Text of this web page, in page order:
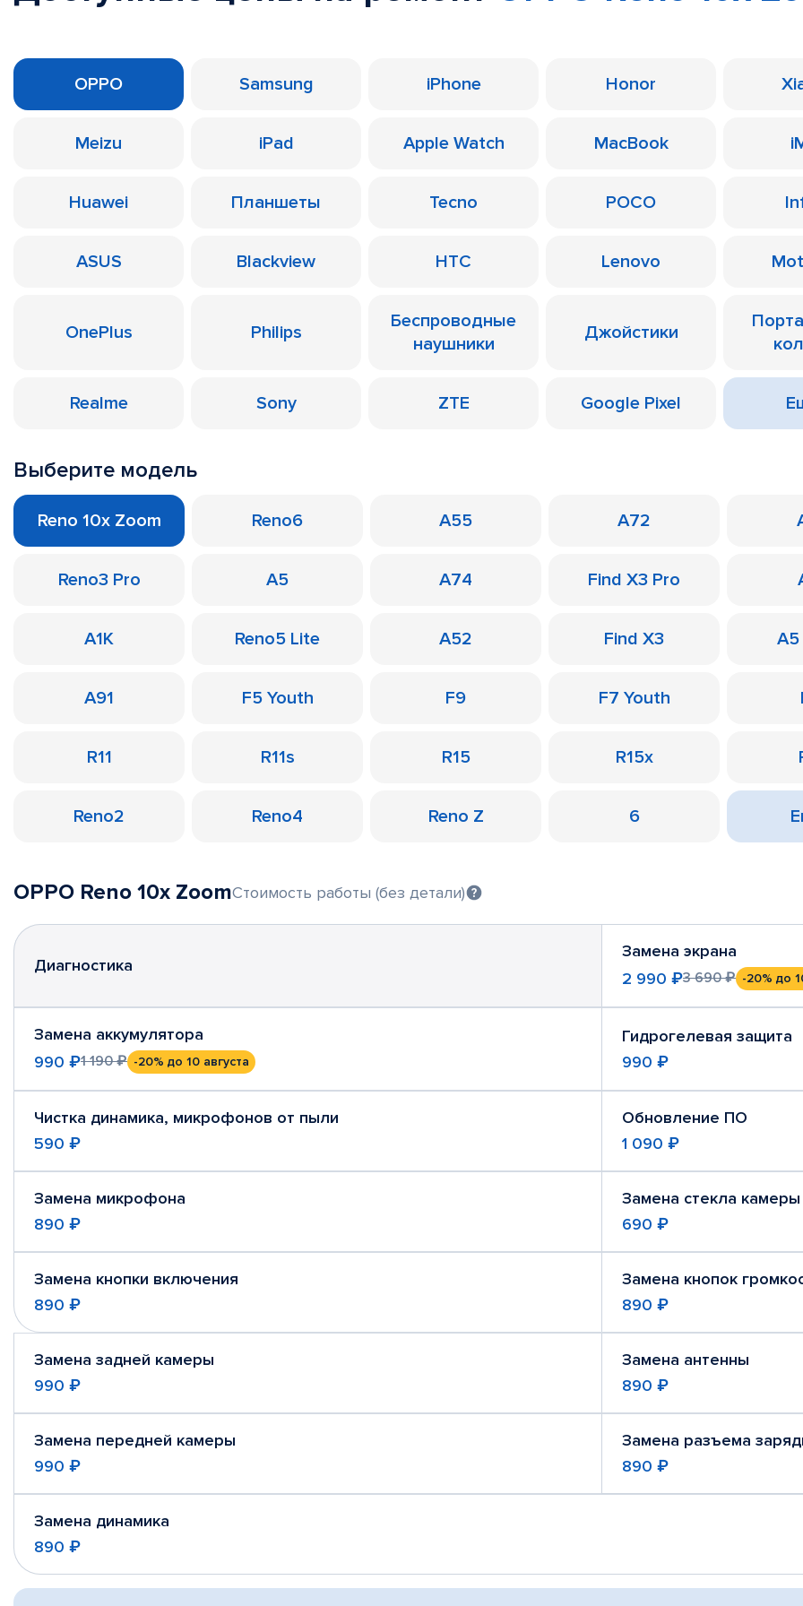
OPPO Samsung iPhone Honor
Meizu iPad Apple Watch MacBook
Huawei Планшеты Tecno POCO
ASUS Blackview HTC Lenovo
OnePlus Philips
Беспроводные
наушники
Джойстики
Realme Sony ZTE Google Pixel
Выберите модель
Reno 10x Zoom Reno6 A55 A72
Reno3 Pro A5 A74 Find X3 Pro
A1K Reno5 Lite A52 Find X3
A91 F5 Youth F9 F7 Youth
R11 R11s R15 R15x
Reno2 Reno4 Reno Z 6
OPPO Reno 10x ZoomСтоимость работы (без детали)
Диагностика
Замена экрана
2 990 ₽3 690 ₽ -20% до
Замена аккумулятора
990 ₽1 190 ₽ -20% до 10 августа
Гидрогелевая защита
990 ₽
Чистка динамика, микрофонов от пыли
590 ₽
Обновление ПО
1 090 ₽
Замена микрофона
890 ₽
Замена стекла камеры
690 ₽
Замена кнопки включения
890 ₽
Замена кнопок
890 ₽
Замена задней камеры
990 ₽
Замена антенны
890 ₽
Замена передней камеры
990 ₽
Замена разъема
890 ₽
Замена динамика
890 ₽